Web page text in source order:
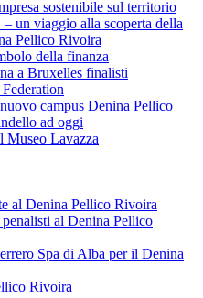
sostenibile sul territorio
un viaggio alla scoperta della
Pellico Rivoira
della finanza
a Bruxelles finalisti
campus Denina Pellico
ad oggi
Museo Lavazza
al Denina Pellico Rivoira
al Denina Pellico
Spa di Alba per il Denina
Rivoira